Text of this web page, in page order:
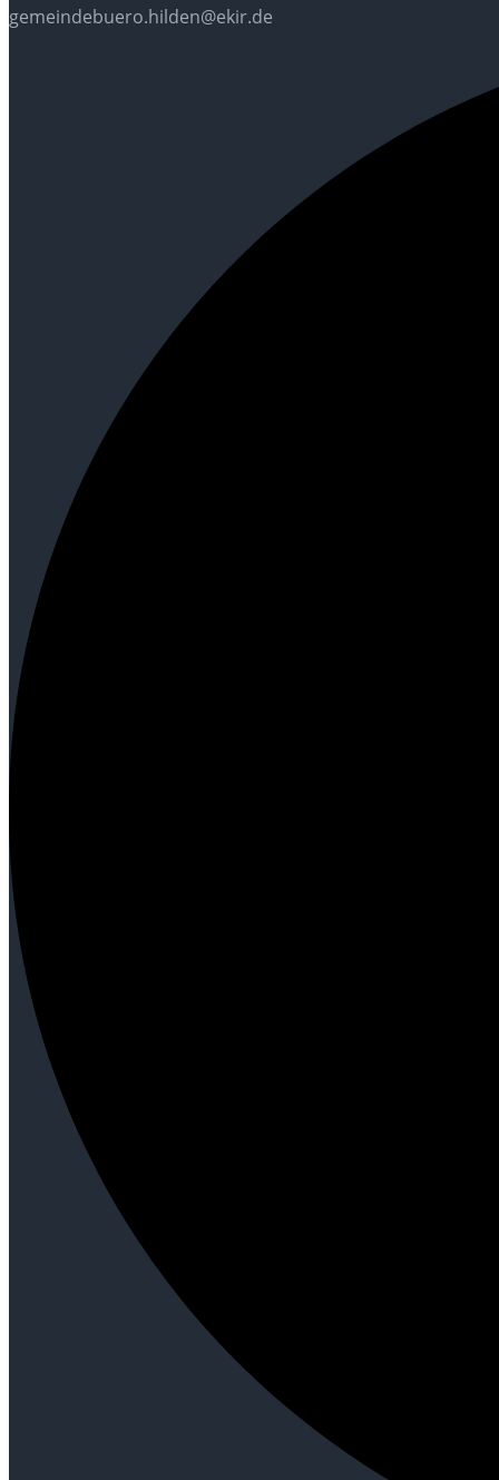
gemeindebuero.hilden@ekir.de